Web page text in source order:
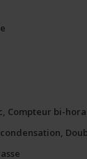
Compteur bi-